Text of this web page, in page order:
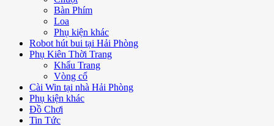
Bàn Phím
Loa
Phụ kiện khác
Robot hút bui tại Hải Phòng
Phụ Kiên Thời Trang
Khẩu Trang
Vòng cổ
Cài Win tại nhà Hải Phòng
Phụ kiện khác
Đồ Chơi
Tin Tức